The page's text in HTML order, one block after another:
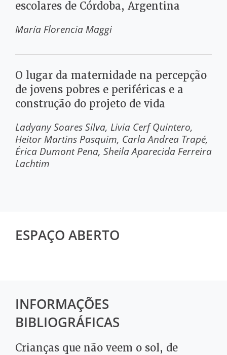
escolares de Córdoba, Argentina
María Florencia Maggi
O lugar da maternidade na percepção
de jovens pobres e periféricas e a
construção do projeto de vida
Ladyany Soares Silva Livia Cerf Quintero
Heitor Martins Pasquim Carla Andrea Trapé
Érica Dumont Pena Sheila Aparecida Ferreira
Lachtim
ESPAÇO ABERTO
INFORMAÇÕES
BIBLIOGRÁFICAS
Crianças que não veem o sol, de